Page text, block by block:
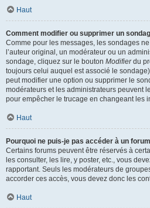
Haut
Comment modifier ou supprimer un
Comme pour les messages, les sondages
l’auteur original, un modérateur ou un
sondage, cliquez sur le bouton Modifierdu
toujours celui auquel est associé le
peut modifier une option ou supprimer le
modérateurs et les administrateurs peuvent
pour empêcher le trucage en changeant les
Haut
Pourquoi ne puis-je pas accéder à un
Certains forums peuvent être réservés à
les consulter, les lire, y poster, etc., vous
rapportant. Seuls les modérateurs de
accorder ces accès, vous devez donc les
Haut